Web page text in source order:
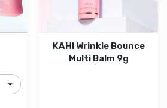
KAHI Wrinkle Bounce
Multi Balm 9g